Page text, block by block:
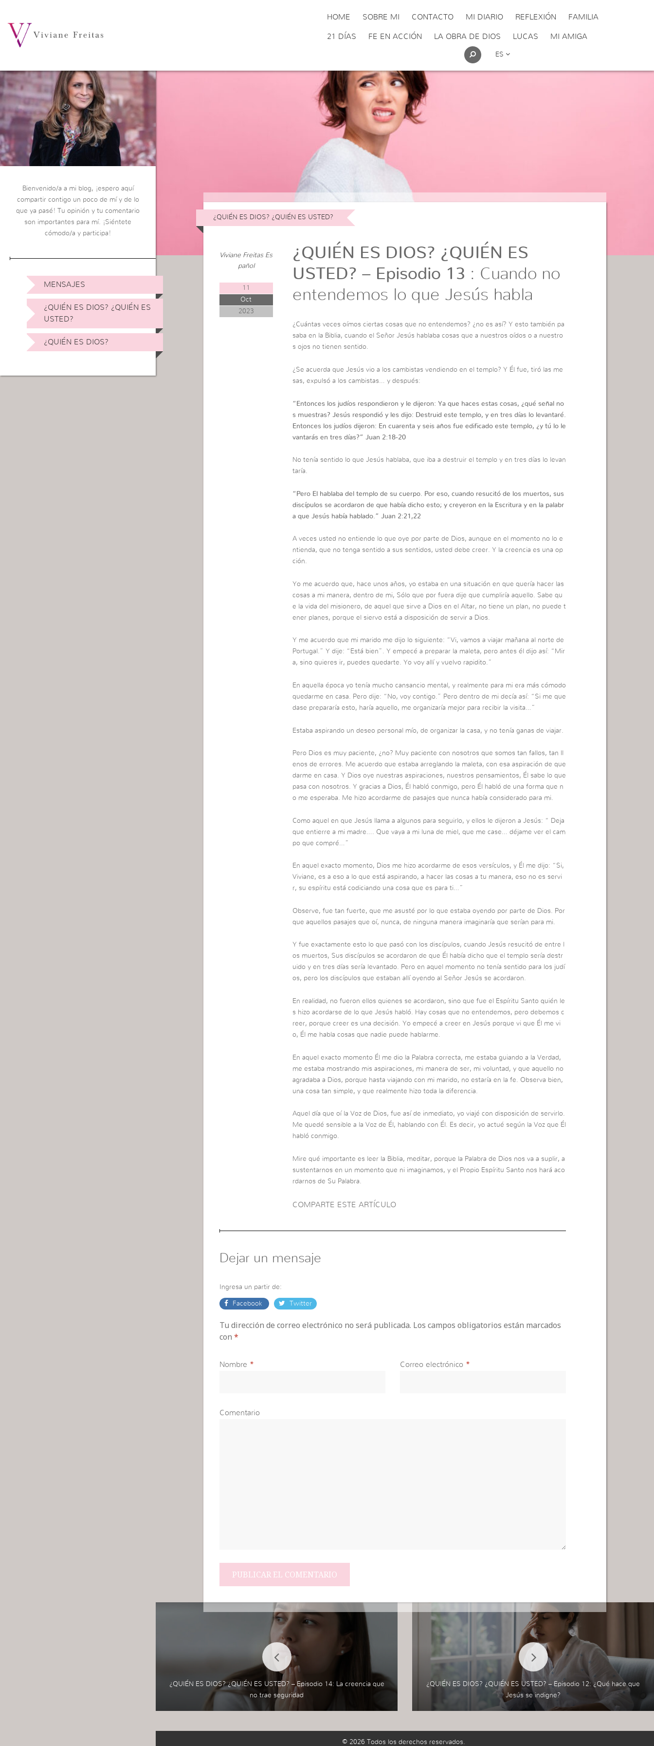
HOME SOBRE MI CONTACTO MI DIARIO REFLEXIÓN FAMILIA
21 DÍAS FE EN ACCIÓN LA OBRA DE DIOS LUCAS MI AMIGA
ES
Bienvenido/a a mi blog, ¡espero aquí
compartir contigo un poco de mí y de lo
que ya pasé! Tu opinión y tu comentario
son importantes para mí. ¡Siéntete
cómodo/a y participa!
MENSAJES
¿QUIÉN ES DIOS? ¿QUIÉN ES
USTED?
¿QUIÉN ES DIOS?
¿QUIÉN ES DIOS? ¿QUIÉN ES USTED?
Viviane Freitas Es
pañol
11
Oct
2023
¿QUIÉN ES DIOS? ¿QUIÉN ES
USTED? – Episodio 13 : Cuando no
entendemos lo que Jesús habla
¿Cuántas veces oímos ciertas cosas que no entendemos? ¿no es así? Y esto también pa
saba en la Biblia, cuando el Señor Jesús hablaba cosas que a nuestros oídos o a nuestro
s ojos no tienen sentido.
¿Se acuerda que Jesús vio a los cambistas vendiendo en el templo? Y Él fue, tiró las me
sas, expulsó a los cambistas… y después:
“ Entonces los judíos respondieron y le dijeron: Ya que haces estas cosas, ¿qué señal no
s muestras? Jesús respondió y les dijo: Destruid este templo, y en tres días lo levantaré.
Entonces los judíos dijeron: En cuarenta y seis años fue edificado este templo, ¿y tú lo le
vantarás en tres días?” Juan 2:18-20
No tenía sentido lo que Jesús hablaba, que iba a destruir el templo y en tres días lo levan
taría.
“ Pero El hablaba del templo de su cuerpo. Por eso, cuando resucitó de los muertos, sus
discípulos se acordaron de que había dicho esto; y creyeron en la Escritura y en la palabr
a que Jesús había hablado.” Juan 2:21,22
A veces usted no entiende lo que oye por parte de Dios, aunque en el momento no lo e
ntienda, que no tenga sentido a sus sentidos, usted debe creer. Y la creencia es una op
ción.
Yo me acuerdo que, hace unos años, yo estaba en una situación en que quería hacer las
cosas a mi manera, dentro de mi, Sólo que por fuera dije que cumpliría aquello. Sabe qu
e la vida del misionero, de aquel que sirve a Dios en el Altar, no tiene un plan, no puede t
ener planes, porque el siervo está a disposición de servir a Dios.
Y me acuerdo que mi marido me dijo lo siguiente: “Vi, vamos a viajar mañana al norte de
Portugal.” Y dije: “Está bien”. Y empecé a preparar la maleta, pero antes él dijo así: “Mir
a, sino quieres ir, puedes quedarte. Yo voy allí y vuelvo rapidito.”
En aquella época yo tenía mucho cansancio mental, y realmente para mi era más cómodo
quedarme en casa. Pero dije: “No, voy contigo.” Pero dentro de mi decía así: “Si me que
dase prepararía esto, haría aquello, me organizaría mejor para recibir la visita…”
Estaba aspirando un deseo personal mío, de organizar la casa, y no tenía ganas de viajar.
Pero Dios es muy paciente, ¿no? Muy paciente con nosotros que somos tan fallos, tan ll
enos de errores. Me acuerdo que estaba arreglando la maleta, con esa aspiración de que
darme en casa. Y Dios oye nuestras aspiraciones, nuestros pensamientos, Él sabe lo que
pasa con nosotros. Y gracias a Dios, Él habló conmigo, pero Él habló de una forma que n
o me esperaba. Me hizo acordarme de pasajes que nunca había considerado para mi.
Como aquel en que Jesús llama a algunos para seguirlo, y ellos le dijeron a Jesús: “ Deja
que entierre a mi madre…. Que vaya a mi luna de miel, que me case… déjame ver el cam
po que compré…”
En aquel exacto momento, Dios me hizo acordarme de esos versículos, y Él me dijo: “Si,
Viviane, es a eso a lo que está aspirando, a hacer las cosas a tu manera, eso no es servi
r, su espíritu está codiciando una cosa que es para ti…”
Observe, fue tan fuerte, que me asusté por lo que estaba oyendo por parte de Dios. Por
que aquellos pasajes que oí, nunca, de ninguna manera imaginaría que serían para mi.
Y fue exactamente esto lo que pasó con los discípulos, cuando Jesús resucitó de entre l
os muertos, Sus discípulos se acordaron de que Él había dicho que el templo sería destr
uido y en tres días sería levantado. Pero en aquel momento no tenía sentido para los judí
os, pero los discípulos que estaban allí oyendo al Señor Jesús se acordaron.
En realidad, no fueron ellos quienes se acordaron, sino que fue el Espíritu Santo quién le
s hizo acordarse de lo que Jesús habló. Hay cosas que no entendemos, pero debemos c
reer, porque creer es una decisión. Yo empecé a creer en Jesús porque vi que Él me vi
o, Él me habla cosas que nadie puede hablarme.
En aquel exacto momento Él me dio la Palabra correcta, me estaba guiando a la Verdad,
me estaba mostrando mis aspiraciones, mi manera de ser, mi voluntad, y que aquello no
agradaba a Dios, porque hasta viajando con mi marido, no estaría en la fe. Observa bien,
una cosa tan simple, y que realmente hizo toda la diferencia.
Aquel día que oí la Voz de Dios, fue así de inmediato, yo viajé con disposición de servirlo.
Me quedé sensible a la Voz de Él, hablando con Él. Es decir, yo actué según la Voz que Él
habló conmigo.
Mire qué importante es leer la Biblia, meditar, porque la Palabra de Dios nos va a suplir, a
sustentarnos en un momento que ni imaginamos, y el Propio Espíritu Santo nos hará aco
rdarnos de Su Palabra.
COMPARTE ESTE ARTÍCULO
Dejar un mensaje
Ingresa un partir de:
Facebook Twitter
Tu dirección de correo electrónico no será publicada. Los campos obligatorios están marcados
con *
Nombre * Correo electrónico *
Comentario
¿QUIÉN ES DIOS? ¿QUIÉN ES USTED? – Episodio 14: La creencia que
no trae seguridad
¿QUIÉN ES DIOS? ¿QUIÉN ES USTED? – Episodio 12: ¿Qué hace que
Jesús se indigne?
© 2026 Todos los derechos reservados.